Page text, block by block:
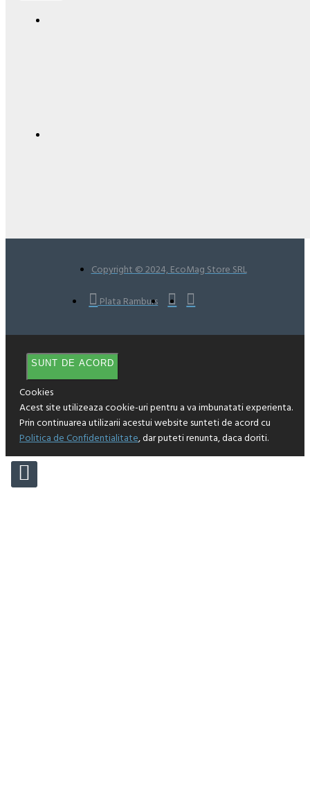
Copyright © 2024, EcoMag Store SRL
Plata Ramburs
SUNT DE ACORD
Cookies
Acest site utilizeaza cookie-uri pentru a va imbunatati experienta.
Prin continuarea utilizarii acestui website sunteti de acord cu
Politica de Confidentialitate, dar puteti renunta, daca doriti.